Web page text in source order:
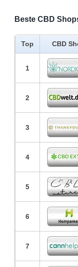
Beste CBD
Top CBD
1
2
3
4
5
6
7